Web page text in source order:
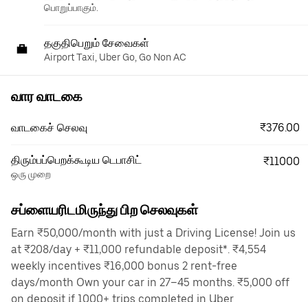
பொறுப்பாகும்.
தகுதிபெறும் சேவைகள்
Airport Taxi, Uber Go, Go Non AC
வார வாடகை
வாடகைச் செலவு ₹376.00
திரும்பப்பெறக்கூடிய டெபாசிட்
ஒரு முறை
₹11000
சப்ளையரிடமிருந்து பிற செலவுகள்
Earn ₹50,000/month with just a Driving License! Join us
at ₹208/day + ₹11,000 refundable deposit*. ₹4,554
weekly incentives ₹16,000 bonus 2 rent-free
days/month Own your car in 27–45 months. ₹5,000 off
on deposit if 1000+ trips completed in Uber